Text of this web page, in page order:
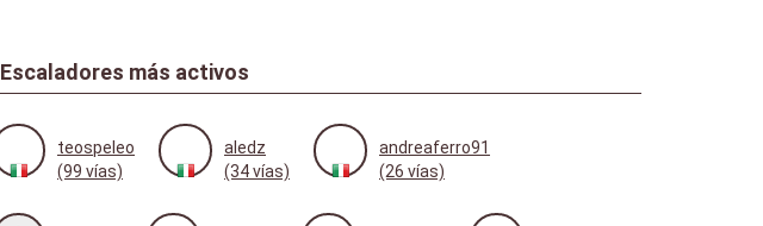
Escaladores más activos
teospeleo
(99 vías)
aledz
(34 vías)
andreaferro91
(26 vías)